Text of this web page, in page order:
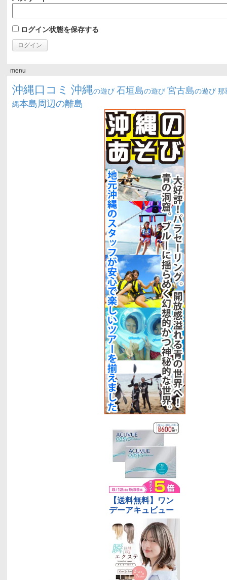
ログイン状態を保存する
menu
沖縄口コミ 沖縄の遊び 石垣島の遊び 宮古島の遊び 那
縄本島周辺の離島